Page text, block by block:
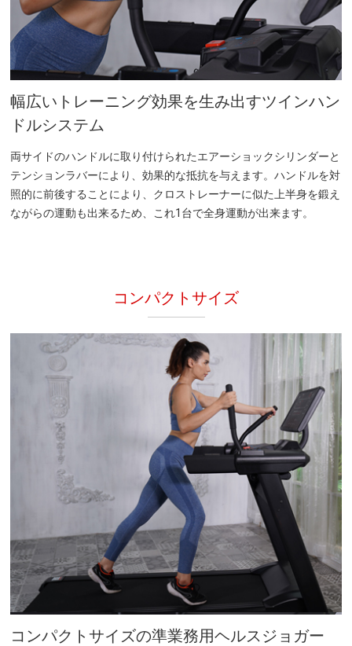
幅広いトレーニング効果を生み出すツインハン
ドルシステム
両サイドのハンドルに取り付けられたエアーショックシリンダーと
テンションラバーにより、効果的な抵抗を与えます。ハンドルを対
照的に前後することにより、クロストレーナーに似た上半身を鍛え
ながらの運動も出来るため、これ1台で全身運動が出来ます。
コンパクトサイズ
コンパクトサイズの準業務用ヘルスジョガー